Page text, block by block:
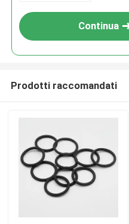
Continua
Prodotti raccomandati